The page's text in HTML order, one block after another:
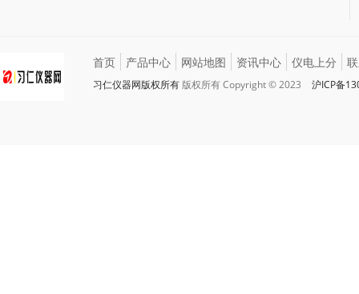
首页 产品中心 网站地图 资讯中心 仪电上分
习仁仪器网版权所有 版权所有 Copyright © 2023 沪ICP备